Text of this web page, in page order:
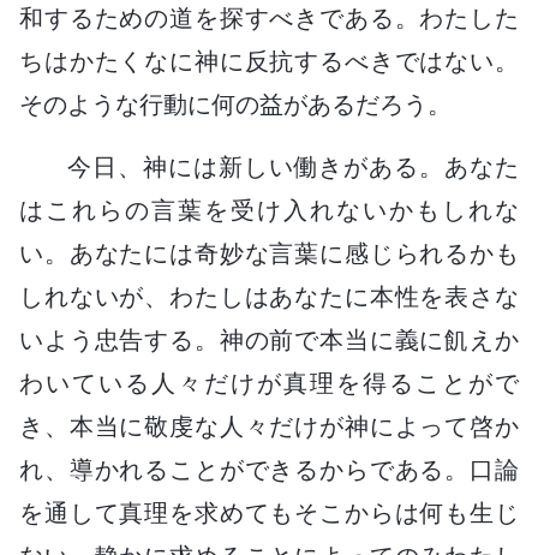
和するための道を探すべきである。わたした
ちはかたくなに神に反抗するべきではない。
そのような行動に何の益があるだろう。
今日、神には新しい働きがある。あなた
はこれらの言葉を受け入れないかもしれな
い。あなたには奇妙な言葉に感じられるかも
しれないが、わたしはあなたに本性を表さな
いよう忠告する。神の前で本当に義に飢えか
わいている人々だけが真理を得ることがで
き、本当に敬虔な人々だけが神によって啓か
れ、導かれることができるからである。口論
を通して真理を求めてもそこからは何も生じ